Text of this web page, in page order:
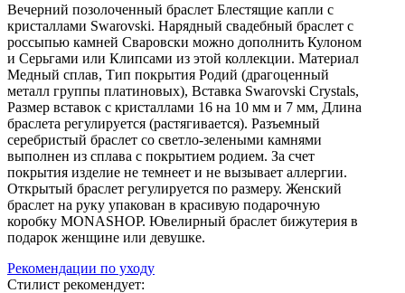
Вечерний позолоченный браслет Блестящие капли с
кристаллами Swarovski. Нарядный свадебный браслет с
россыпью камней Сваровски можно дополнить Кулоном
и Серьгами или Клипсами из этой коллекции. Материал
Медный сплав, Тип покрытия Родий (драгоценный
металл группы платиновых), Вставка Swarovski Crystals,
Размер вставок с кристаллами 16 на 10 мм и 7 мм, Длина
браслета регулируется (растягивается). Разъемный
серебристый браслет со светло-зелеными камнями
выполнен из сплава с покрытием родием. За счет
покрытия изделие не темнеет и не вызывает аллергии.
Открытый браслет регулируется по размеру. Женский
браслет на руку упакован в красивую подарочную
коробку MONASHOP. Ювелирный браслет бижутерия в
подарок женщине или девушке.
Рекомендации по уходу
Стилист рекомендует: